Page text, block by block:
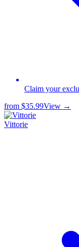
Claim your
from $35.99View →
Vittorie